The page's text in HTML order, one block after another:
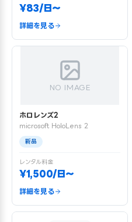
¥83/日〜
詳細を見る
NO IMAGE
ホロレンズ2
microsoft HoloLens 2
新品
レンタル料金
¥1,500/日〜
詳細を見る